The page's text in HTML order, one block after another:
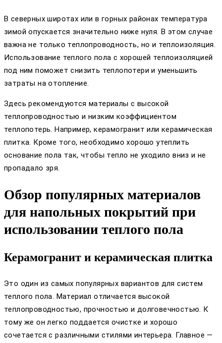
В северных широтах или в горных районах температура
зимой опускается значительно ниже нуля. В этом случае
важна не только теплопроводность, но и теплоизоляция.
Использование теплого пола с хорошей теплоизоляцией
под ним поможет снизить теплопотери и уменьшить
затраты на отопление.
Здесь рекомендуются материалы с высокой
теплопроводностью и низким коэффициентом
теплопотерь. Например, керамогранит или керамическая
плитка. Кроме того, необходимо хорошо утеплить
основание пола так, чтобы тепло не уходило вниз и не
пропадало зря.
Обзор популярных материалов
для напольных покрытий при
использовании теплого пола
Керамогранит и керамическая плитка
Это один из самых популярных вариантов для систем
теплого пола. Материал отличается высокой
теплопроводностью, прочностью и долговечностью. К
тому же он легко поддается очистке и хорошо
сочетается с различными стилями интерьера. Главное —